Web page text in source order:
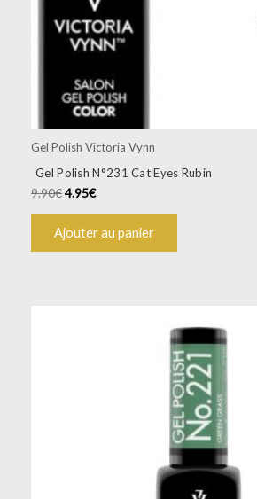
Gel Polish Victoria Vynn
Gel Polish N°231 Cat Eyes Rubin
9.90€4.95€
Ajouter au panier